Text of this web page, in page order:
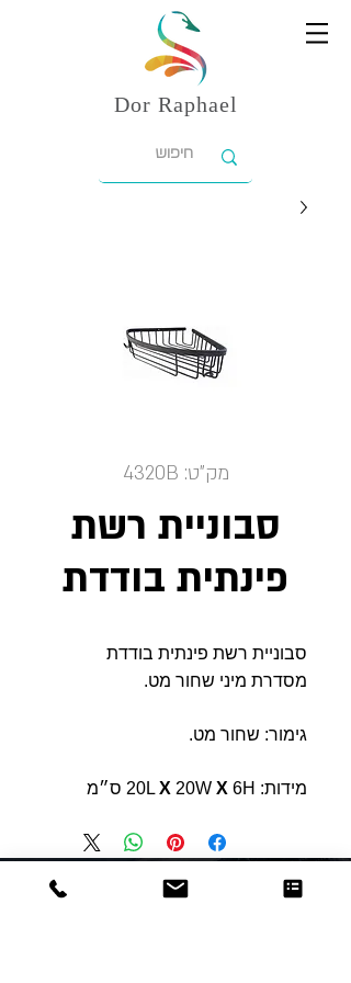
Dor Raphael
מק"ט: 4320B
סבוניית רשת
פינתית בודדת
סבוניית רשת פינתית בודדת
מסדרת מיני שחור מט.
גימור: שחור מט.
מידות: 20L X 20W X 6H ס״מ